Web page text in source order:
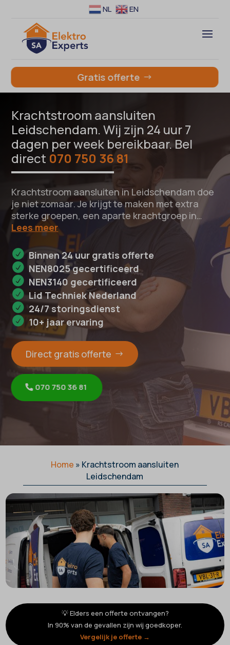
NL EN
Gratis offerte
Krachtstroom aansluiten
Leidschendam. Wij zijn 24 uur 7
dagen per week bereikbaar. Bel
direct 070 750 36 81
Krachtstroom aansluiten in Leidschendam doe
je niet zomaar. Je krijgt te maken met extra
sterke groepen, een aparte krachtgroep in…
Lees meer
Binnen 24 uur gratis offerte
NEN8025 gecertificeerd
NEN3140 gecertificeerd
Lid Techniek Nederland
24/7 storingsdienst
10+ jaar ervaring
Direct gratis offerte
070 750 36 81
Home » Krachtstroom aansluiten
Leidschendam
💡 Elders een offerte ontvangen?
In 90% van de gevallen zijn wij goedkoper.
Vergelijk je offerte →